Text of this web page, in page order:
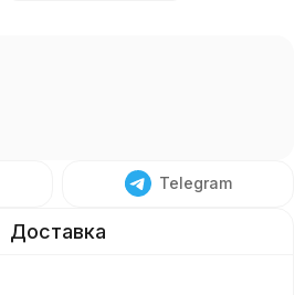
Telegram